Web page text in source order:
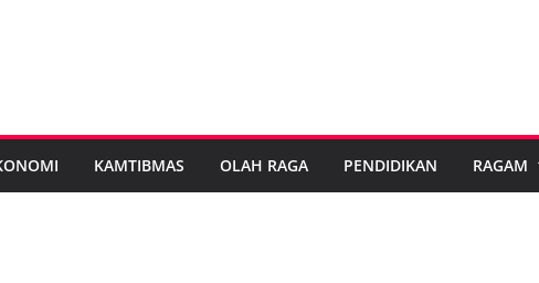
KAMTIBMAS OLAH RAGA PENDIDIKAN RAGAM